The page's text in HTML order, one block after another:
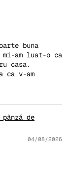
buna
am luat-o ca
casa.
ca v-am
de
04/08/2026